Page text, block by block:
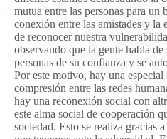
mutua entre las personas para
conexión entre las amistades y la
de reconocer nuestra
observando que la gente habla
personas de su confianza y se
Por este motivo, hay una
compresión entre las redes
hay una reconexión social con
este alma social de cooperación
sociedad. Esto se realiza gracias